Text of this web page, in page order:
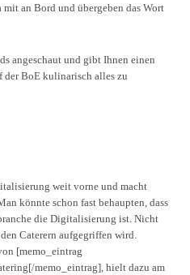
an Bord und übergeben das Wort
angeschaut und gibt Ihnen einen
der BoE kulinarisch alles zu
weit vorne und macht
könnte schon fast behaupten, dass
die Digitalisierung ist. Nicht
Caterern aufgegriffen wird.
[memo_eintrag
memo_eintrag], hielt dazu am